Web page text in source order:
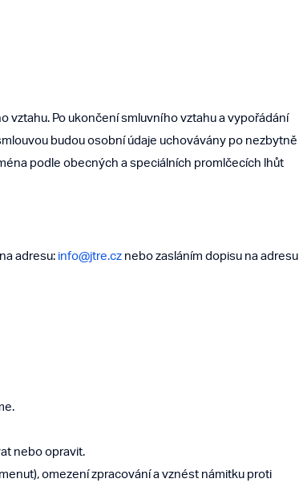
vztahu. Po ukončení smluvního vztahu a vypořádání
budou osobní údaje uchovávány po nezbytně
podle obecných a speciálních promlčecích lhůt
adresu: info@jtre.cz nebo zasláním dopisu na adresu
nebo opravit.
omezení zpracování a vznést námitku proti